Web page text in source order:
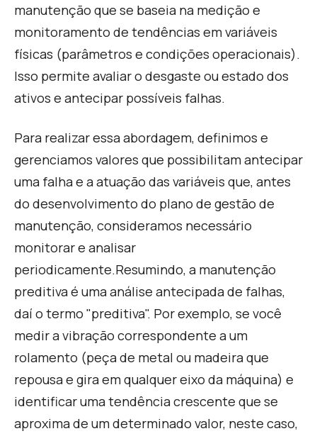
manutenção que se baseia na medição e
monitoramento de tendências em variáveis
físicas (parâmetros e condições operacionais).
Isso permite avaliar o desgaste ou estado dos
ativos e antecipar possíveis falhas.
Para realizar essa abordagem, definimos e
gerenciamos valores que possibilitam antecipar
uma falha e a atuação das variáveis que, antes
do desenvolvimento do plano de gestão de
manutenção, consideramos necessário
monitorar e analisar
periodicamente.Resumindo, a manutenção
preditiva é uma análise antecipada de falhas,
daí o termo "preditiva". Por exemplo, se você
medir a vibração correspondente a um
rolamento (peça de metal ou madeira que
repousa e gira em qualquer eixo da máquina) e
identificar uma tendência crescente que se
aproxima de um determinado valor, neste caso,